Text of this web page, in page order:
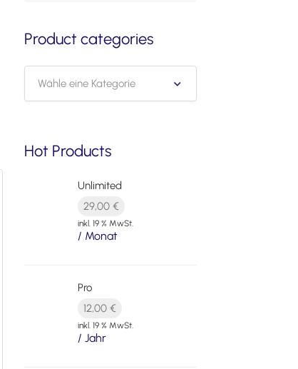
Product categories
Wähle eine Kategorie
Hot Products
Unlimited
29,00 €
inkl. 19 % MwSt.
/ Monat
Pro
12,00 €
inkl. 19 % MwSt.
/ Jahr